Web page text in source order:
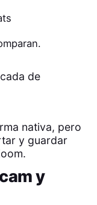
de
nativa, pero
y guardar
y